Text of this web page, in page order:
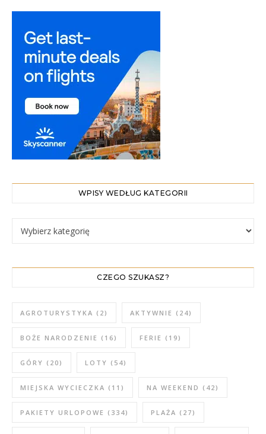
WPISY WEDŁUG KATEGORII
WPISY WEDŁUG KATEGORII
CZEGO SZUKASZ?
AGROTURYSTYKA (2) AKTYWNIE (24)
BOŻE NARODZENIE (16) FERIE (19)
GÓRY (20) LOTY (54)
MIEJSKA WYCIECZKA (11) NA WEEKEND (42)
PAKIETY URLOPOWE (334) PLAŻA (27)